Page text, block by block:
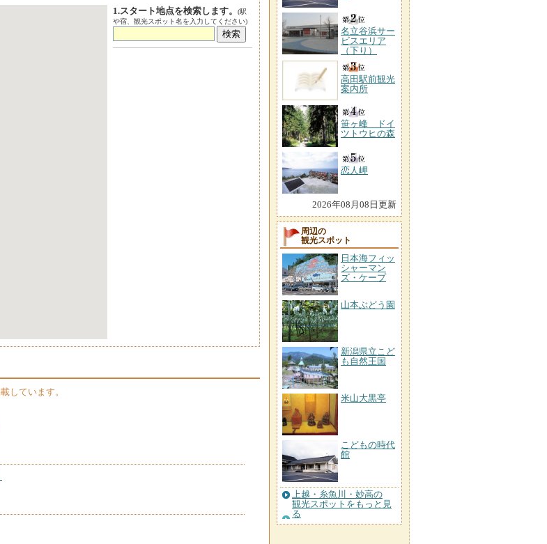
1.スタート地点を検索します。
(駅
や宿、観光スポット名を入力してください)
しています。
名立谷浜サー
ビスエリア
（下り）
高田駅前観光
案内所
笹ヶ峰 ドイ
ツトウヒの森
恋人岬
2026年08月08日更新
周辺の
観光スポット
日本海フィッ
シャーマン
ズ・ケープ
山本ぶどう園
新潟県立こど
も自然王国
米山大黒亭
こどもの時代
館
上越・糸魚川・妙高の
観光スポットをもっと見
る